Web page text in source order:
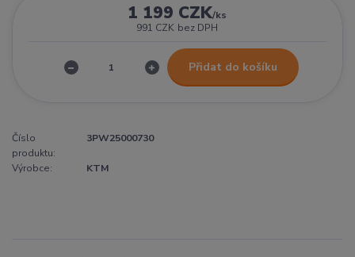
1 199 CZK/ks
991 CZK bez DPH
Přidat do košíku
Číslo
produktu:
3PW25000730
Výrobce: KTM